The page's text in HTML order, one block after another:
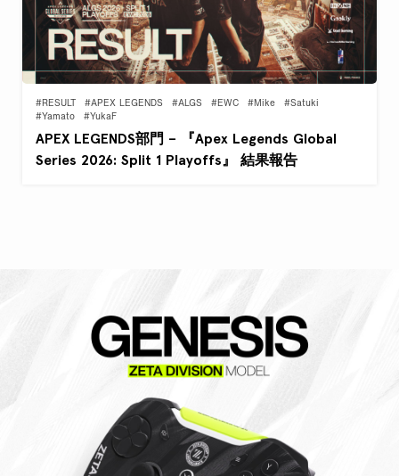
#RESULT #APEX LEGENDS #ALGS #EWC #Mike
#Satuki
#Yamato
#YukaF
APEX LEGENDS部門 – 『Apex Legends Global
Series 2026: Split 1 Playoffs』 結果報告